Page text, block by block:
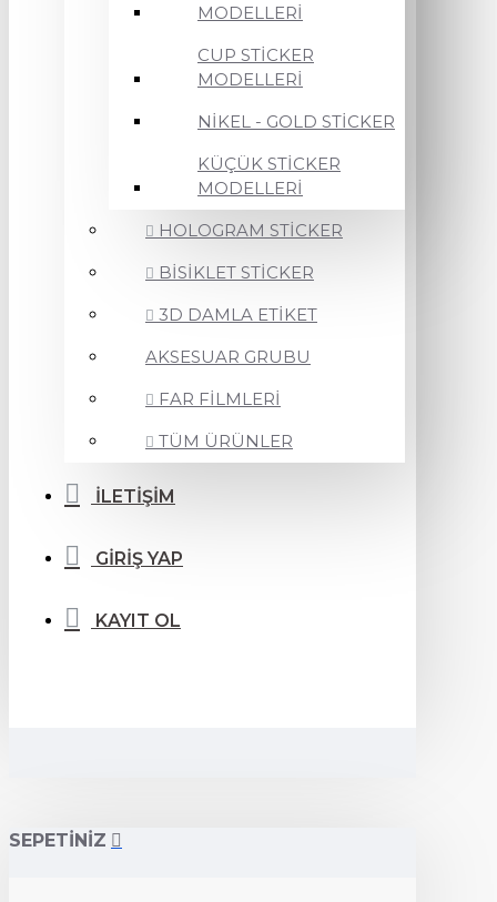
MODELLERİ
CUP STİCKER
MODELLERİ
NİKEL - GOLD STİCKER
KÜÇÜK STİCKER
MODELLERİ
HOLOGRAM STİCKER
BİSİKLET STİCKER
3D DAMLA ETİKET
AKSESUAR GRUBU
FAR FİLMLERİ
TÜM ÜRÜNLER
İLETİŞİM
GİRİŞ YAP
KAYIT OL
SEPETİNİZ